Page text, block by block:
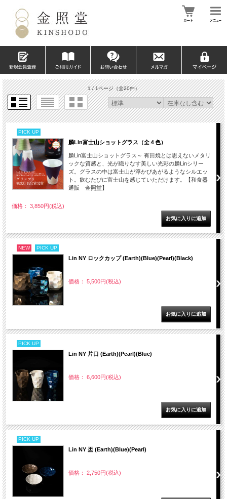
1 / 1ページ（全20件）
PICK UP
麟Lin富士山ショットグラス（全４色）
麟Lin富士山ショットグラス～ 有田焼とは思えないメタリ
ックな質感と、光が織りなす美しい光彩の麟Linシリー
ズ。グラスの中は富士山が浮かびあがるようなシルエッ
ト。飲むたびに富士山を感じていただけます。【和食器
通販 金照堂】
価格： 3,850円(税込)
NEW PICK UP
Lin NY ロックカップ (Earth)(Blue)(Pearl)(Black)
価格： 5,500円(税込)
PICK UP
Lin NY 片口 (Earth)(Pearl)(Blue)
価格： 6,600円(税込)
PICK UP
Lin NY 盃 (Earth)(Blue)(Pearl)
価格： 2,750円(税込)